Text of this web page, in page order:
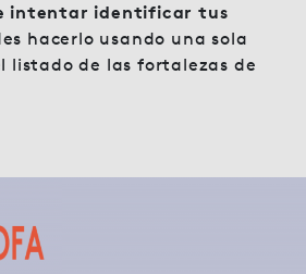
intentar identificar tus
hacerlo usando una sola
listado de las fortalezas de